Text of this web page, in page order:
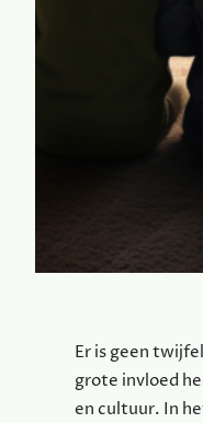
Er is geen
grote invloed
en cultuur. In